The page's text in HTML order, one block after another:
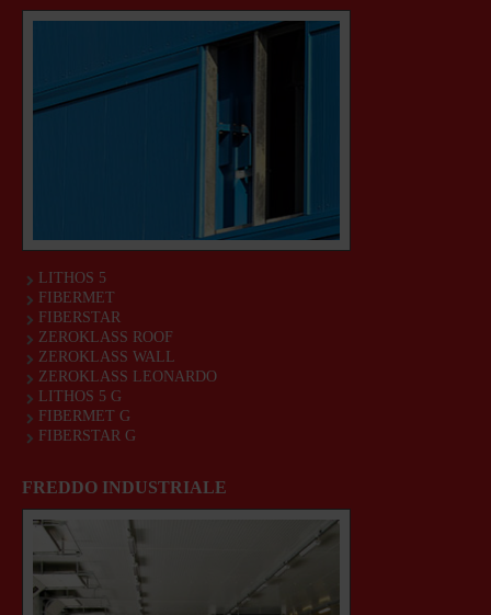
LITHOS 5
FIBERMET
FIBERSTAR
ZEROKLASS ROOF
ZEROKLASS WALL
ZEROKLASS LEONARDO
LITHOS 5 G
FIBERMET G
FIBERSTAR G
FREDDO INDUSTRIALE